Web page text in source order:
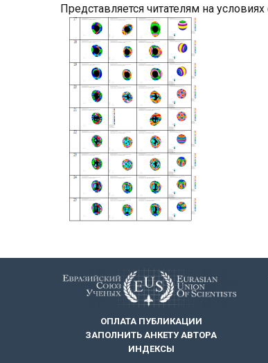
Представляется читателям на
ОПЛАТА ПУБЛИКАЦИИ
ЗАПОЛНИТЬ АНКЕТУ АВТОРА
ИНДЕКСЫ